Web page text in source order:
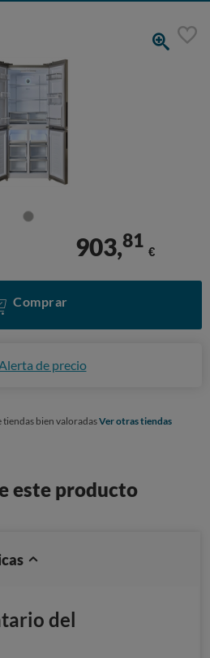
903,81
€
Comprar
de precio
bien valoradasVer otras tiendas
este producto
del